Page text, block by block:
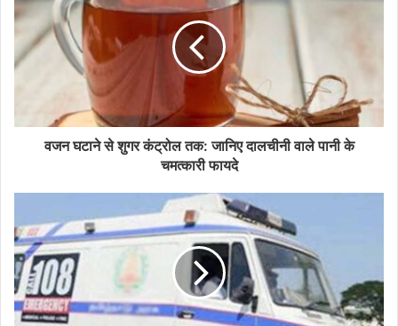
वजन घटाने से शुगर कंट्रोल तक: जानिए दालचीनी वाले पानी के
चमत्कारी फायदे